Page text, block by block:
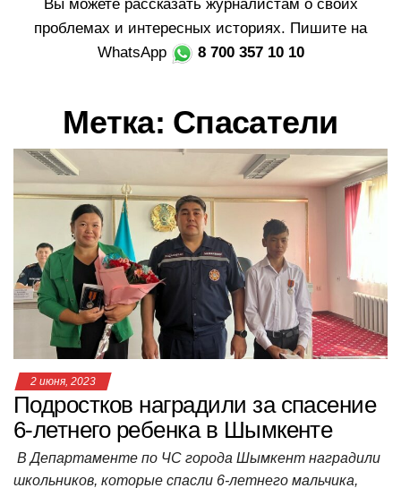
а
ц
Вы можете рассказать журналистам о своих
проблемах и интересных историях. Пишите на
WhatsApp
8 700 357 10 10
Метка: Спасатели
2 июня, 2023
Подростков наградили за спасение
6-летнего ребенка в Шымкенте
В Департаменте по ЧС города Шымкент наградили
школьников, которые спасли 6-летнего мальчика,